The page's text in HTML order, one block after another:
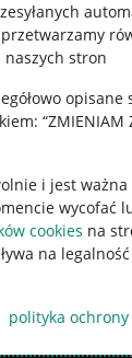
naszych stron
“ZMIENIAM
i jest ważna
wycofać
cookies na
na
polityka
Cyfrowych